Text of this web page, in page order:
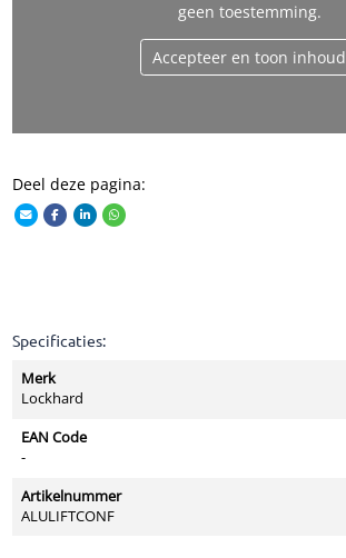
geen toestemming.
Accepteer en toon inhoud
Deel deze pagina:
Specificaties:
Merk
Lockhard
EAN Code
-
Artikelnummer
ALULIFTCONF